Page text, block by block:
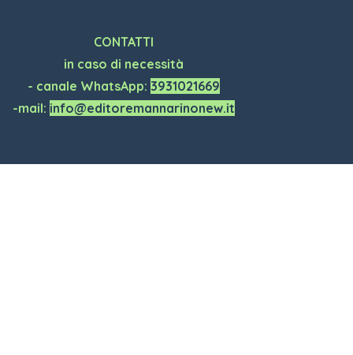
CONTATTI
in caso di necessità
- canale WhatsApp: 3931021669
-mail: info@editoremannarinonew.it
Torna ai contenuti